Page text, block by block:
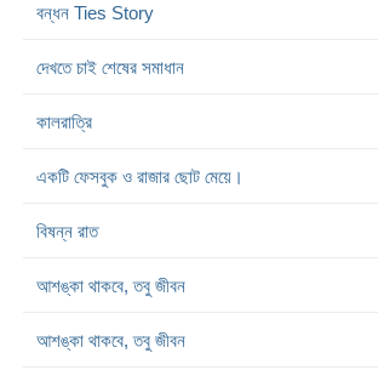
বন্ধন Ties Story
দেখতে চাই শেষের সমাধান
কালরাত্রি
একটি ফেসবুক ও রাজার ছোট মেয়ে।
বিষন্ন রাত
আশঙ্কা থাকবে, তবু জীবন
আশঙ্কা থাকবে, তবু জীবন